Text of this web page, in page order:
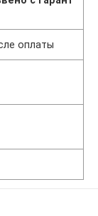
оплаты